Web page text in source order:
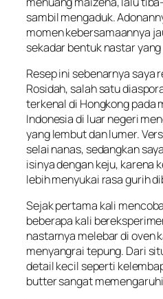
sambil mengaduk.
momen kebersamaannya
sekadar bentuk nastar
Resep ini sebenarnya saya
Rosidah, salah satu
terkenal di Hongkong pada
Indonesia di luar negeri
yang lembut dan lumer.
selai nanas, sedangkan
isinya dengan keju, karena
lebih menyukai rasa gurih
Sejak pertama kali
beberapa kali
nastarnya melebar di oven
menyangrai tepung. Dari
detail kecil seperti
butter sangat